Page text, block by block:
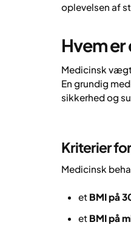
oplevelsen af
Hvem
Medicinsk
En grundig
sikkerhed og
Kriterier
Medicinsk
et BMI på
et BMI på